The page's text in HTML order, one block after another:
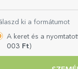
ki a formátumot
A keret és a
003 Ft )